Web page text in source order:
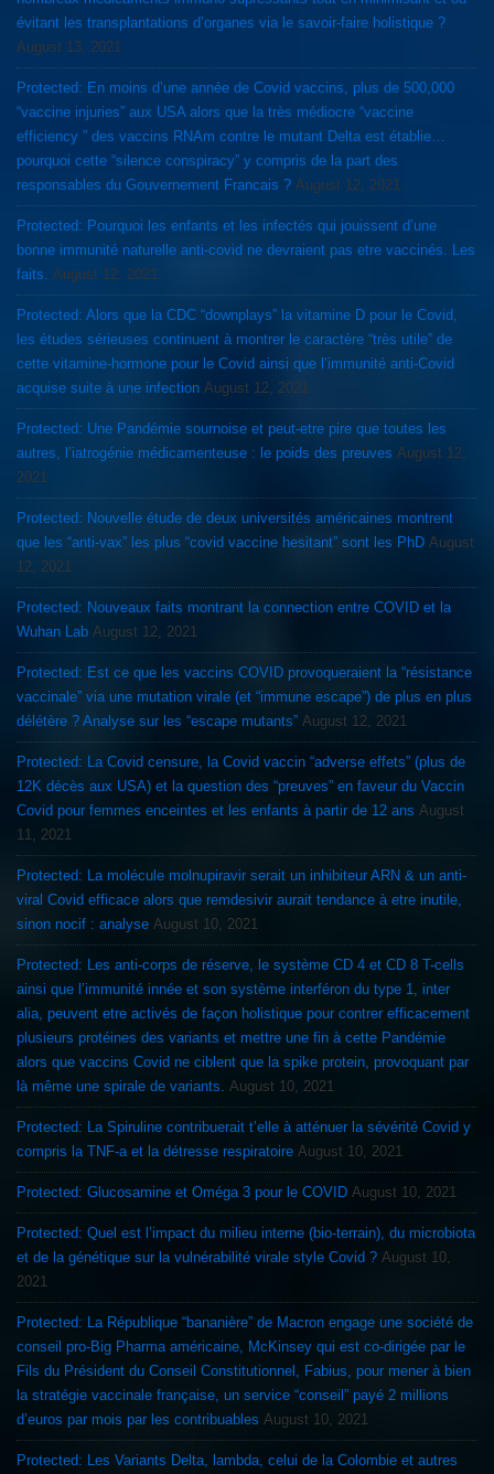
évitant les transplantations d’organes via le savoir-faire holistique ?
August 13, 2021
Protected: En moins d’une année de Covid vaccins, plus de 500,000
“vaccine injuries” aux USA alors que la très médiocre “vaccine
efficiency ” des vaccins RNAm contre le mutant Delta est établie…
pourquoi cette “silence conspiracy” y compris de la part des
responsables du Gouvernement Francais ? August 12, 2021
Protected: Pourquoi les enfants et les infectés qui jouissent d’une
bonne immunité naturelle anti-covid ne devraient pas etre vaccinés. Les
faits.
August 12, 2021
Protected: Alors que la CDC “downplays” la vitamine D pour le Covid,
les études sérieuses continuent à montrer le caractère “très utile” de
cette vitamine-hormone pour le Covid ainsi que l’immunité anti-Covid
acquise suite à une infection August 12, 2021
Protected: Une Pandémie sournoise et peut-etre pire que toutes les
autres, l’iatrogénie médicamenteuse : le poids des preuves August 12,
2021
Protected: Nouvelle étude de deux universités américaines montrent
que les “anti-vax” les plus “covid vaccine hesitant” sont les PhD August
12, 2021
Protected: Nouveaux faits montrant la connection entre COVID et la
Wuhan Lab August 12, 2021
Protected: Est ce que les vaccins COVID provoqueraient la “résistance
vaccinale” via une mutation virale (et “immune escape”) de plus en plus
délétère ? Analyse sur les “escape mutants” August 12, 2021
Protected: La Covid censure, la Covid vaccin “adverse effets” (plus de
12K décès aux USA) et la question des “preuves” en faveur du Vaccin
Covid pour femmes enceintes et les enfants à partir de 12 ans August
11, 2021
Protected: La molécule molnupiravir serait un inhibiteur ARN & un anti-
viral Covid efficace alors que remdesivir aurait tendance à etre inutile,
sinon nocif : analyse August 10, 2021
Protected: Les anti-corps de réserve, le système CD 4 et CD 8 T-cells
ainsi que l’immunité innée et son système interféron du type 1, inter
alia, peuvent etre activés de façon holistique pour contrer efficacement
plusieurs protéines des variants et mettre une fin à cette Pandémie
alors que vaccins Covid ne ciblent que la spike protein, provoquant par
là même une spirale de variants.
August 10, 2021
Protected: La Spiruline contribuerait t’elle à atténuer la sévérité Covid y
compris la TNF-a et la détresse respiratoire August 10, 2021
Protected: Glucosamine et Oméga 3 pour le COVID August 10, 2021
Protected: Quel est l’impact du milieu interne (bio-terrain), du microbiota
et de la génétique sur la vulnérabilité virale style Covid ? August 10,
2021
Protected: La République “bananière” de Macron engage une société de
conseil pro-Big Pharma américaine, McKinsey qui est co-dirigée par le
Fils du Président du Conseil Constitutionnel, Fabius, pour mener à bien
la stratégie vaccinale française, un service “conseil” payé 2 millions
d’euros par mois par les contribuables August 10, 2021
Protected: Les Variants Delta, lambda, celui de la Colombie et autres